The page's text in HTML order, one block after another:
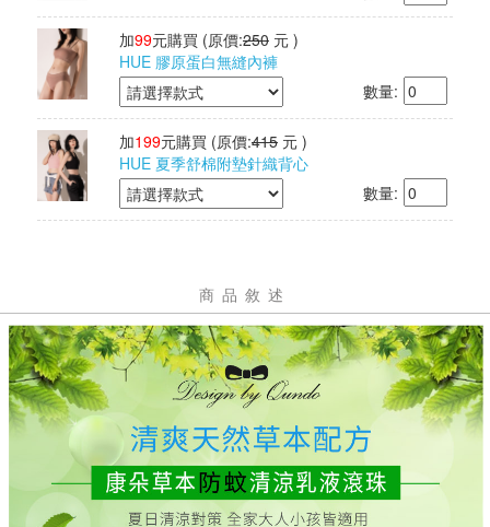
加99元購買 (原價:250 元 )
HUE 膠原蛋白無縫內褲
數量:
加199元購買 (原價:415 元 )
HUE 夏季舒棉附墊針織背心
數量:
商品敘述